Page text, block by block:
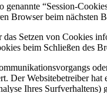
“Session-
Browser beim nächsten
das Setzen von Cookies
beim Schließen
Websitebetreiber hat
Ihres Surfverhaltens)